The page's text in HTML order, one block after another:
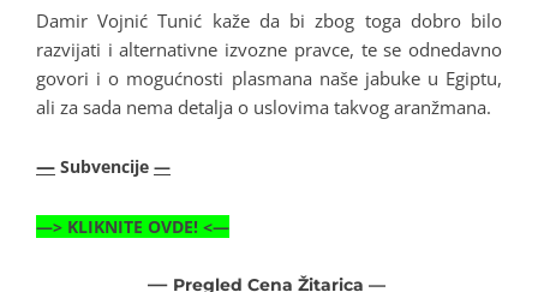
Damir Vojnić Tunić kaže da bi zbog toga dobro bilo
razvijati i alternativne izvozne pravce, te se odnedavno
govori i o mogućnosti plasmana naše jabuke u Egiptu,
ali za sada nema detalja o uslovima takvog aranžmana.
— Subvencije —
—> KLIKNITE OVDE! <—
— Pregled Cena Žitarica —